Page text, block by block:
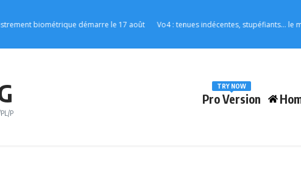
biométrique démarre le 17 août Vo4 : tenues indécentes, stupéfiants… le maire
P
Pro Version
TRY NOW